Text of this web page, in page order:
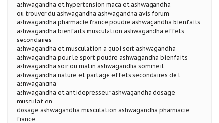
ashwagandha et hypertension maca et ashwagandha
ou trouver du ashwagandha ashwagandha avis forum
ashwagandha pharmacie france poudre ashwagandha bienfaits
ashwagandha bienfaits musculation ashwagandha effets
secondaires
ashwagandha et musculation a quoi sert ashwagandha
ashwagandha pour le sport poudre ashwagandha bienfaits
ashwagandha soir ou matin ashwagandha sommeil
ashwagandha nature et partage effets secondaires de l
ashwagandha
ashwagandha et antidepresseur ashwagandha dosage
musculation
dosage ashwagandha musculation ashwagandha pharmacie
france